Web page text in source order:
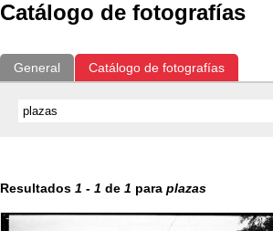
Catálogo de fotografías
General Catálogo de fotografías
Resultados 1 - 1 de 1 para plazas